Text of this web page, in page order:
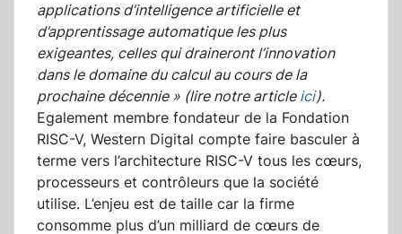
applications d’intelligence artificielle et
d’apprentissage automatique les plus
exigeantes, celles qui draineront l’innovation
dans le domaine du calcul au cours de la
prochaine décennie » (lire notre article ici).
Egalement membre fondateur de la Fondation
RISC-V, Western Digital compte faire basculer à
terme vers l’architecture RISC-V tous les cœurs,
processeurs et contrôleurs que la société
utilise. L’enjeu est de taille car la firme
consomme plus d’un milliard de cœurs de